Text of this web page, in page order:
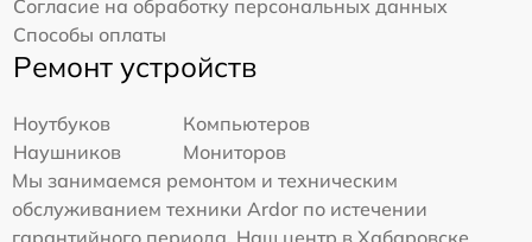
Согласие на обработку персональных данных
Способы оплаты
Ремонт устройств
Ноутбуков
Компьютеров
Наушников
Мониторов
Мы занимаемся ремонтом и техническим
обслуживанием техники Ardor по истечении
гарантийного периода. Наш центр в Хабаровске